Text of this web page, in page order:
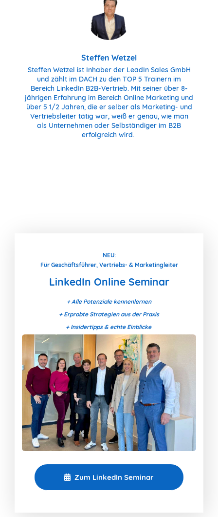
Steffen Wetzel
Steffen Wetzel ist Inhaber der LeadIn Sales GmbH
und zählt im DACH zu den TOP 5 Trainern im
Bereich LinkedIn B2B-Vertrieb. Mit seiner über 8-
jährigen Erfahrung im Bereich Online Marketing und
über 5 1/2 Jahren, die er selber als Marketing- und
Vertriebsleiter tätig war, weiß er genau, wie man
als Unternehmen oder Selbständiger im B2B
erfolgreich wird.
NEU:
Für Geschäftsführer, Vertriebs- & Marketingleiter
LinkedIn Online Seminar
+ Alle Potenziale kennenlernen
+ Erprobte Strategien aus der Praxis
+ Insidertipps & echte Einblicke
Zum LinkedIn Seminar